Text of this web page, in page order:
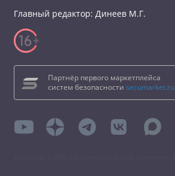
Главный редактор: Динеев М.Г.
Партнёр первого маркетплейса
систем безопасности secumarket.ru